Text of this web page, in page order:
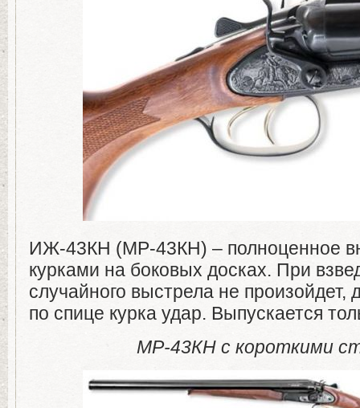
ИЖ-43КН (МР-43КН) – полноценное
курками на боковых досках. При
случайного выстрела не произойдет,
по спице курка удар. Выпускается
МР-43КН с короткими